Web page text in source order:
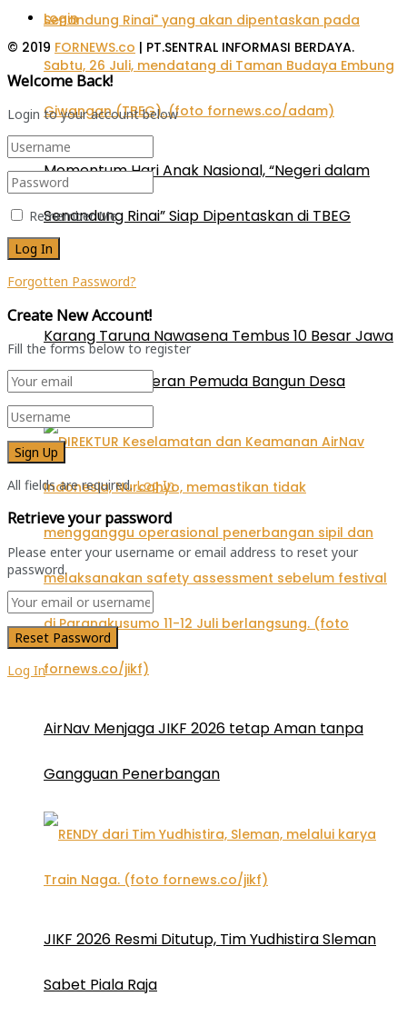
Momentum Hari Anak Nasional, “Negeri dalam
Senandung Rinai” Siap Dipentaskan di TBEG
Karang Taruna Nawasena Tembus 10 Besar Jawa
Tengah, Bukti Peran Pemuda Bangun Desa
AirNav Menjaga JIKF 2026 tetap Aman tanpa
Gangguan Penerbangan
JIKF 2026 Resmi Ditutup, Tim Yudhistira Sleman
Sabet Piala Raja
Login
© 2019 FORNEWS.co | PT.SENTRAL INFORMASI BERDAYA.
Welcome Back!
Login to your account below
Remember Me
Forgotten Password?
Create New Account!
Fill the forms below to register
All fields are required. Log In
Retrieve your password
Please enter your username or email address to reset your
password.
Log In